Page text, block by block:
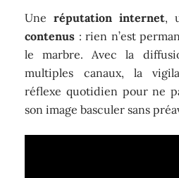
Uneréputation internet,
contenus : rien n’est
le marbre. Avec la
multiples canaux, la
réflexe quotidien pour ne
son image basculer sans